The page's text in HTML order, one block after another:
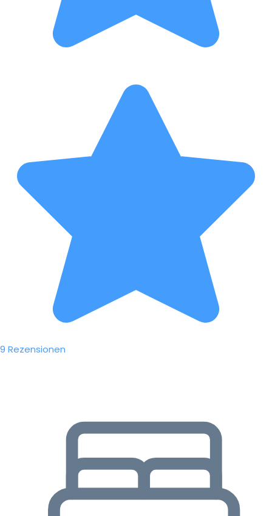
9 Rezensionen